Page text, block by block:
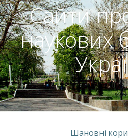
Сайти
наукових
Шановні